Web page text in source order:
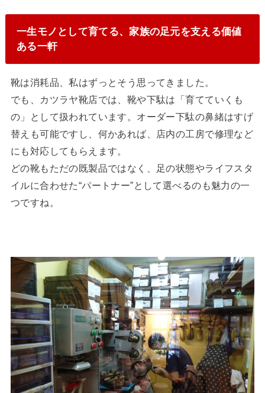
一生モノとして育てる、家族の足元を支える価値
ある一軒
靴は消耗品、私はずっとそう思ってきました。
でも、カツラヤ靴店では、靴や下駄は「育てていくも
の」として扱われています。オーダー下駄の鼻緒はすげ
替えも可能ですし、何かあれば、店内の工房で修理など
にも対応してもらえます。
どの靴もただの既製品ではなく、足の状態やライフスタ
イルに合わせた“パートナー”として選べるのも魅力の一
つですね。